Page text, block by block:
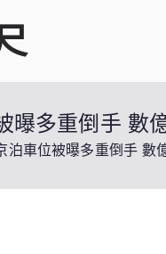
曝多重倒手 數
泊車位被曝多重倒手 數